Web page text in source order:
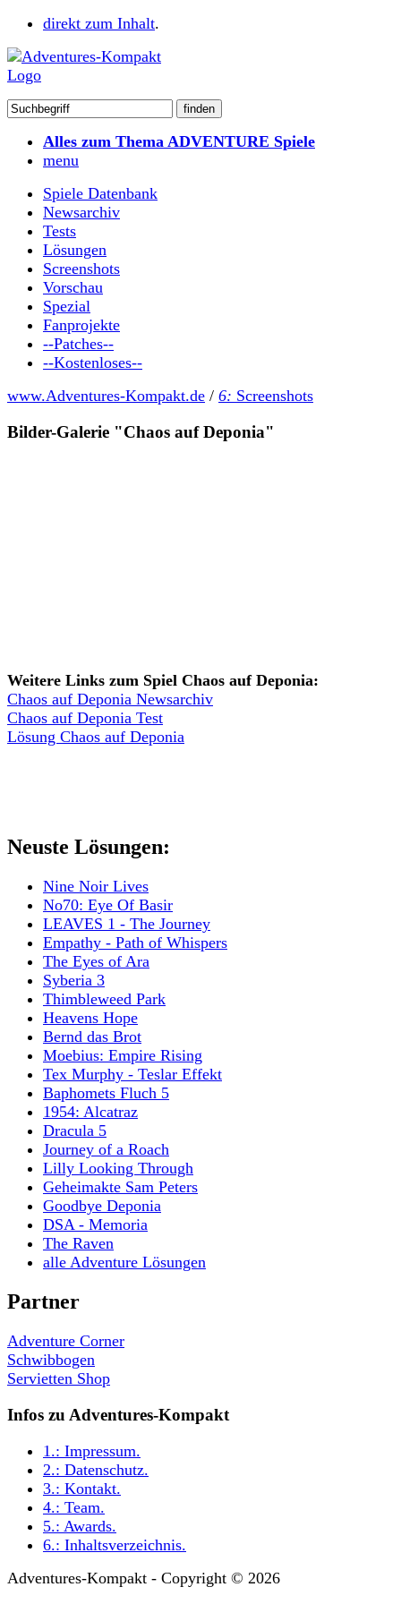
direkt zum Inhalt.
Alles zum Thema ADVENTURE Spiele
menu
Spiele Datenbank
Newsarchiv
Tests
Lösungen
Screenshots
Vorschau
Spezial
Fanprojekte
--Patches--
--Kostenloses--
www.Adventures-Kompakt.de / 6: Screenshots
Bilder-Galerie "Chaos auf Deponia"
Weitere Links zum Spiel Chaos auf Deponia:
Chaos auf Deponia Newsarchiv
Chaos auf Deponia Test
Lösung Chaos auf Deponia
Neuste Lösungen:
Nine Noir Lives
No70: Eye Of Basir
LEAVES 1 - The Journey
Empathy - Path of Whispers
The Eyes of Ara
Syberia 3
Thimbleweed Park
Heavens Hope
Bernd das Brot
Moebius: Empire Rising
Tex Murphy - Teslar Effekt
Baphomets Fluch 5
1954: Alcatraz
Dracula 5
Journey of a Roach
Lilly Looking Through
Geheimakte Sam Peters
Goodbye Deponia
DSA - Memoria
The Raven
alle Adventure Lösungen
Partner
Adventure Corner
Schwibbogen
Servietten Shop
Infos zu Adventures-Kompakt
1.: Impressum.
2.: Datenschutz.
3.: Kontakt.
4.: Team.
5.: Awards.
6.: Inhaltsverzeichnis.
Adventures-Kompakt - Copyright © 2026